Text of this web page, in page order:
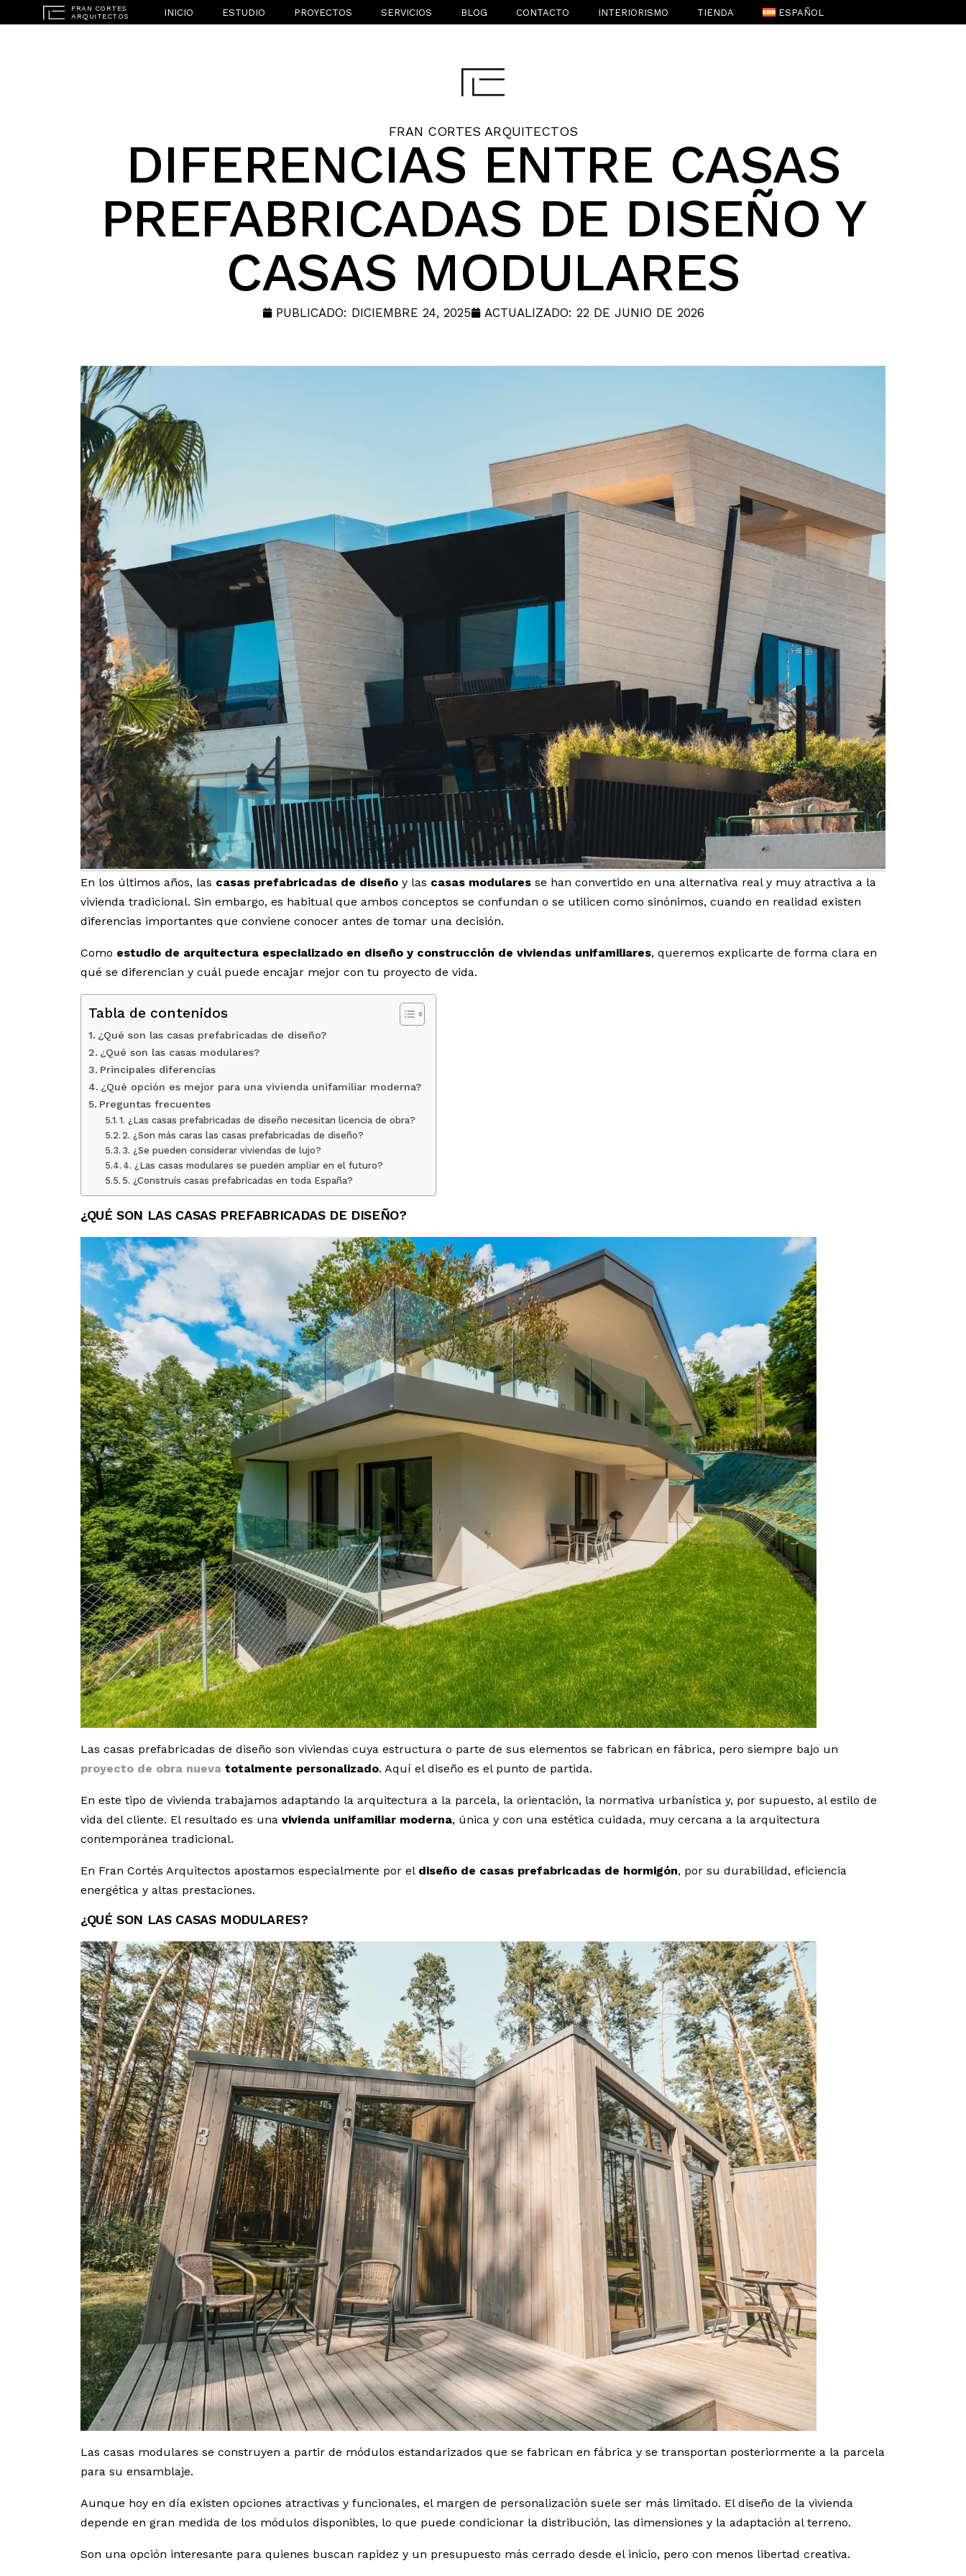
INICIO ESTUDIO PROYECTOS SERVICIOS BLOG CONTACTO INTERIORISMO TIENDA ESPAÑOL
FRAN CORTES ARQUITECTOS
DIFERENCIAS ENTRE CASAS
PREFABRICADAS DE DISEÑO Y
CASAS MODULARES
PUBLICADO: DICIEMBRE 24, 2025 ACTUALIZADO: 22 DE JUNIO DE 2026
En los últimos años, las casas prefabricadas de diseño y las casas modulares se han convertido en una alternativa real y muy atractiva a la
vivienda tradicional. Sin embargo, es habitual que ambos conceptos se confundan o se utilicen como sinónimos, cuando en realidad existen
diferencias importantes que conviene conocer antes de tomar una decisión.
Como estudio de arquitectura especializado en diseño y construcción de viviendas unifamiliares, queremos explicarte de forma clara en
qué se diferencian y cuál puede encajar mejor con tu proyecto de vida.
Tabla de contenidos
¿Qué son las casas prefabricadas de diseño?
¿Qué son las casas modulares?
Principales diferencias
¿Qué opción es mejor para una vivienda unifamiliar moderna?
Preguntas frecuentes
1. ¿Las casas prefabricadas de diseño necesitan licencia de obra?
2. ¿Son más caras las casas prefabricadas de diseño?
3. ¿Se pueden considerar viviendas de lujo?
4. ¿Las casas modulares se pueden ampliar en el futuro?
5. ¿Construís casas prefabricadas en toda España?
¿QUÉ SON LAS CASAS PREFABRICADAS DE DISEÑO?
Las casas prefabricadas de diseño son viviendas cuya estructura o parte de sus elementos se fabrican en fábrica, pero siempre bajo un
proyecto de obra nueva totalmente personalizado. Aquí el diseño es el punto de partida.
En este tipo de vivienda trabajamos adaptando la arquitectura a la parcela, la orientación, la normativa urbanística y, por supuesto, al estilo de
vida del cliente. El resultado es una vivienda unifamiliar moderna, única y con una estética cuidada, muy cercana a la arquitectura
contemporánea tradicional.
En Fran Cortés Arquitectos apostamos especialmente por el diseño de casas prefabricadas de hormigón, por su durabilidad, eficiencia
energética y altas prestaciones.
¿QUÉ SON LAS CASAS MODULARES?
Las casas modulares se construyen a partir de módulos estandarizados que se fabrican en fábrica y se transportan posteriormente a la parcela
para su ensamblaje.
Aunque hoy en día existen opciones atractivas y funcionales, el margen de personalización suele ser más limitado. El diseño de la vivienda
depende en gran medida de los módulos disponibles, lo que puede condicionar la distribución, las dimensiones y la adaptación al terreno.
Son una opción interesante para quienes buscan rapidez y un presupuesto más cerrado desde el inicio, pero con menos libertad creativa.